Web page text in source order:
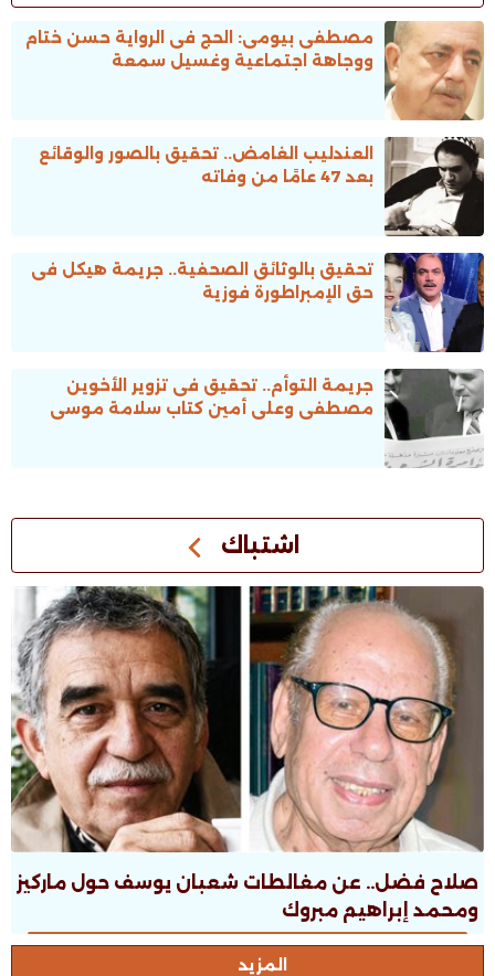
مصطفى بيومى: الحج فى الرواية حسن ختام
ووجاهة اجتماعية وغسيل سمعة
العندليب الغامض.. تحقيق بالصور والوقائع
بعد 47 عامًا من وفاته
تحقيق بالوثائق الصحفية.. جريمة هيكل فى
حق الإمبراطورة فوزية
جريمة التوأم.. تحقيق فى تزوير الأخوين
مصطفى وعلى أمين كتاب سلامة موسى
اشتباك
صلاح فضل.. عن مغالطات شعبان يوسف حول ماركيز
ومحمد إبراهيم مبروك
المزيد